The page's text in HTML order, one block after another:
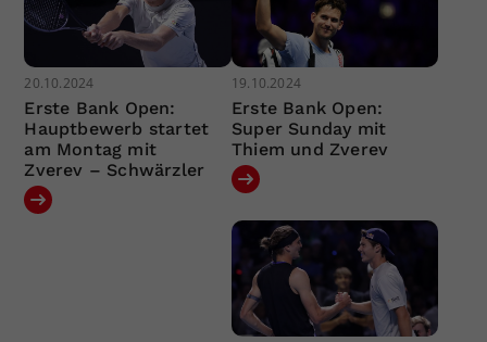
20.10.2024
Erste Bank Open:
Hauptbewerb startet
am Montag mit
Zverev – Schwärzler
19.10.2024
Erste Bank Open:
Super Sunday mit
Thiem und Zverev